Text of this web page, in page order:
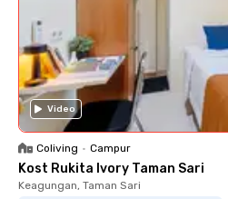
Video
Coliving • Campur
Kost Rukita Ivory Taman Sari
Keagungan, Taman Sari